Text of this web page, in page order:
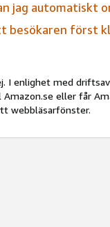
jag automatiskt
besökaren först
I enlighet med
Amazon.se eller får
webbläsarfönster.